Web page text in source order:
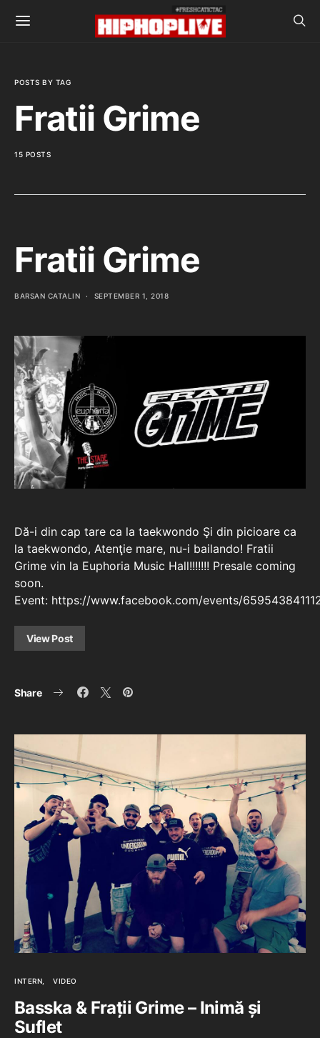
POSTS BY TAG
Fratii Grime
15 POSTS
Fratii Grime
BARSAN CATALIN SEPTEMBER 1, 2018
Dă-i din cap tare ca la taekwondo Şi din picioare ca
la taekwondo, Atenţie mare, nu-i bailando! Fratii
Grime vin la Euphoria Music Hall!!!!!!! Presale coming
soon.
Event: https://www.facebook.com/events/
View Post
Share
INTERN VIDEO
Basska & Frații Grime – Inimă și
Suflet